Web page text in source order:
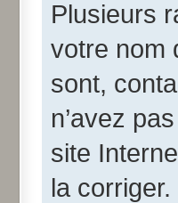
Plusieurs
votre nom
sont,
n’avez
site
la corriger.